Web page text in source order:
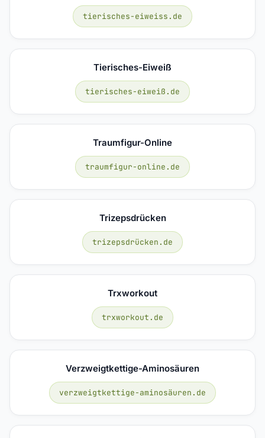
tierisches-eiweiss.de
Tierisches-Eiweiß
tierisches-eiweiß.de
Traumfigur-Online
traumfigur-online.de
Trizepsdrücken
trizepsdrücken.de
Trxworkout
trxworkout.de
Verzweigtkettige-Aminosäuren
verzweigtkettige-aminosäuren.de